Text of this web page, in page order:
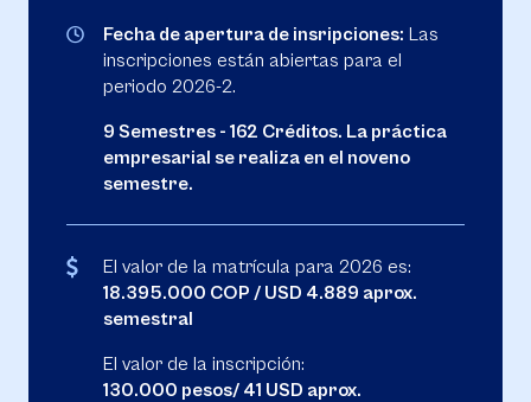
Fecha de apertura de insripciones: Las
inscripciones están abiertas para el
periodo 2026-2.
9 Semestres - 162 Créditos. La práctica
empresarial se realiza en el noveno
semestre.
El valor de la matrícula para 2026 es:
18.395.000 COP / USD 4.889 aprox.
semestral
El valor de la inscripción:
130.000 pesos/ 41 USD aprox.